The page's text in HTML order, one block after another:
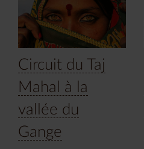
Circuit du Taj
Mahal à la
vallée du
Gange